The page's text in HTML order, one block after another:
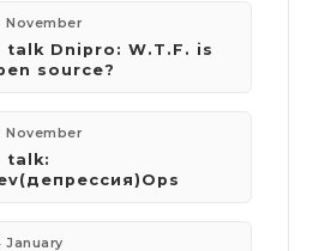
November
talk Dnipro: W.T.F. is
source?
November
talk:
January